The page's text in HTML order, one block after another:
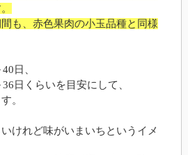
も、赤色果肉の小玉品種と同様
日、
日くらいを目安にして、
。
けれど味がいまいちというイメ